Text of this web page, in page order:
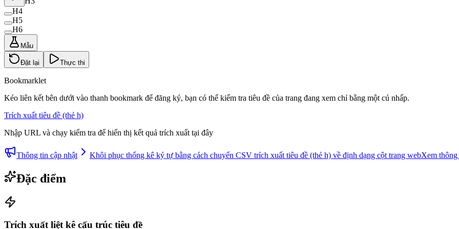
H4
H5
H6
Mẫu
Đặt lại Thực thi
Bookmarklet
Kéo liên kết bên dưới vào thanh bookmark để đăng ký, bạn có thể kiểm tra tiêu đề của trang đang xem chỉ bằng một cú nhấp.
Trích xuất tiêu đề (thẻ h)
Nhập URL và chạy kiểm tra để hiển thị kết quả trích xuất tại đây
Thông tin cập nhật Khôi phục thống kê ký tự bằng cách chuyển CSV trích xuất tiêu đề (thẻ h) về định dạng cột trang webXem
Đặc điểm
Trích xuất liệt kê cấu trúc tiêu đề